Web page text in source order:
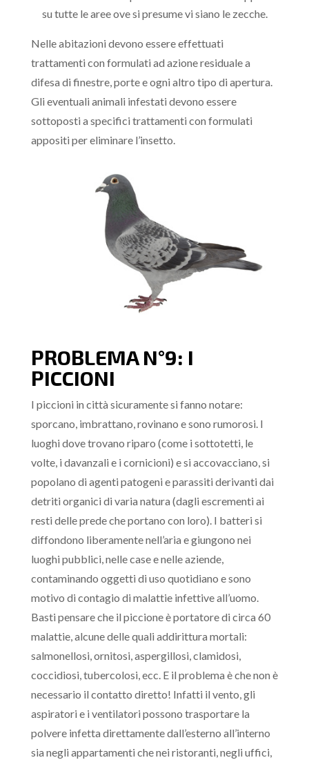
su tutte le aree ove si presume vi siano le zecche.
Nelle abitazioni devono essere effettuati
trattamenti con formulati ad azione residuale a
difesa di finestre, porte e ogni altro tipo di apertura.
Gli eventuali animali infestati devono essere
sottoposti a specifici trattamenti con formulati
appositi per eliminare l’insetto.
PROBLEMA N°9: I
PICCIONI
I piccioni in città sicuramente si fanno notare:
sporcano, imbrattano, rovinano e sono rumorosi. I
luoghi dove trovano riparo (come i sottotetti, le
volte, i davanzali e i cornicioni) e si accovacciano, si
popolano di agenti patogeni e parassiti derivanti dai
detriti organici di varia natura (dagli escrementi ai
resti delle prede che portano con loro). I batteri si
diffondono liberamente nell’aria e giungono nei
luoghi pubblici, nelle case e nelle aziende,
contaminando oggetti di uso quotidiano e sono
motivo di contagio di malattie infettive all’uomo.
Basti pensare che il piccione è portatore di circa 60
malattie, alcune delle quali addirittura mortali:
salmonellosi, ornitosi, aspergillosi, clamidosi,
coccidiosi, tubercolosi, ecc. E il problema è che non è
necessario il contatto diretto! Infatti il vento, gli
aspiratori e i ventilatori possono trasportare la
polvere infetta direttamente dall’esterno all’interno
sia negli appartamenti che nei ristoranti, negli uffici,